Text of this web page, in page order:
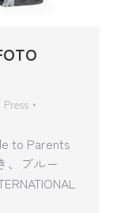
Press
to Parents
、ブルー